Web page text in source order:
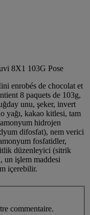
8X1 103G Pose
enrobés de chocolat et
8 paquets de 103g,
unu, şeker, invert
yağı, kakao kitlesi, tam
hidrojen
difosfat), nem verici
fosfatidler,
düzenleyici (sitrik
un işlem maddesi
içerebilir.
commentaire.